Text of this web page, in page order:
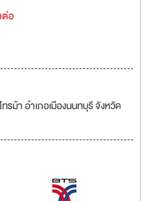
ต่อ
ม้า อำเภอเมืองนนทบุรี จังหวัด